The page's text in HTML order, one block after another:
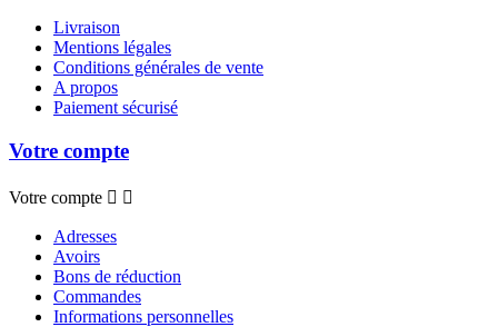
Livraison
Mentions légales
Conditions générales de vente
A propos
Paiement sécurisé
Votre compte
Votre compte  
Adresses
Avoirs
Bons de réduction
Commandes
Informations personnelles